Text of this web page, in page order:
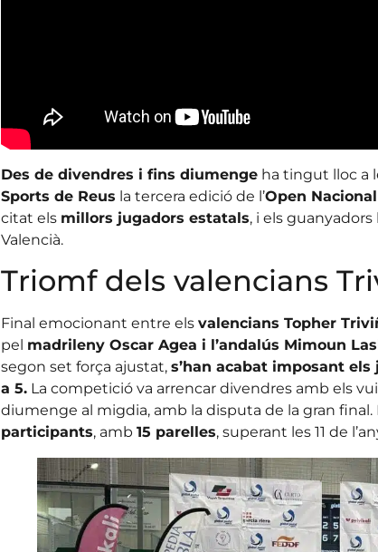
Des de divendres i fins diumengeha tingut lloc a
Sports de Reus la tercera edició de l’Open
citat els millors jugadors estatals, i els
Valencià.
Triomf dels valencians
Final emocionant entre els valencians Topher
pel madrileny Oscar Agea i l’andalús Mimoun
segon set força ajustat, s’han acabat imposant
a 5.La competició va arrencar divendres amb els
diumenge al migdia, amb la disputa de la gran final.
participants, amb 15 parelles, superant les 11 de